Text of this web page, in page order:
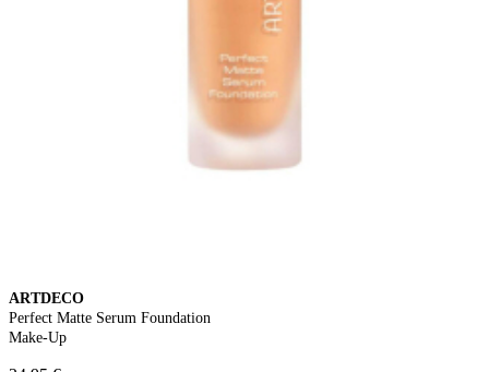
ARTDECO
Perfect Matte Serum Foundation
Make-Up